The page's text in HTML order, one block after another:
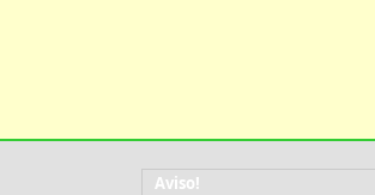
Aviso!